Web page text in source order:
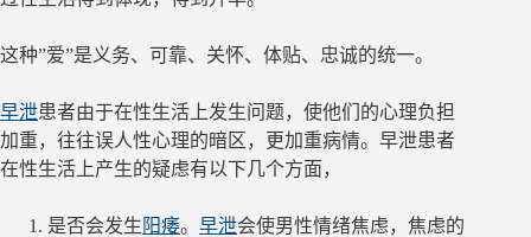
这种”爱”是义务、可靠、关怀、体贴、忠诚的统一。
早泄患者由于在性生活上发生问题，使他们的心理负担
加重，往往误人性心理的暗区，更加重病情。早泄患者
在性生活上产生的疑虑有以下几个方面，
是否会发生 阳痿。 早泄会使男性情绪焦虑，焦虑的